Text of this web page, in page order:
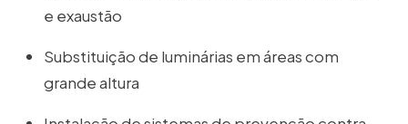
e exaustão
Substituição de luminárias em áreas com
grande altura